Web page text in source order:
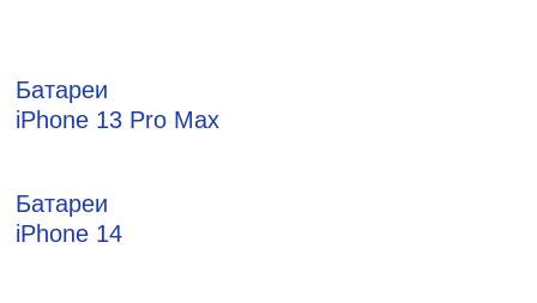
Батареи
iPhone 13 Pro Max
Батареи
iPhone 14